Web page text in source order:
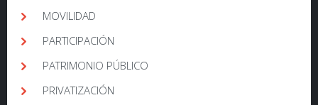
MOVILIDAD
PARTICIPACIÓN
PATRIMONIO PÚBLICO
PRIVATIZACIÓN